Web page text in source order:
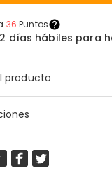
36 Puntos
días hábiles para
producto
un Legado en Sus
es un
el campo de golf.
Días Laborables